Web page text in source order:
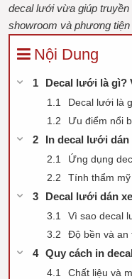
decal lưới vừa giúp truyền
showroom và phương tiện
Nội Dung
Decal lưới là gì?
Decal lưới là
Ưu điểm nổi
In decal lưới dán
Ứng dụng
Tính thẩm
Decal lưới dán
Vì sao decal
Độ bền và an
Quy cách in
Chất liệu và